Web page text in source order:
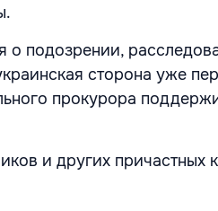
о подозрении,
сторона уже
прокурора
и других